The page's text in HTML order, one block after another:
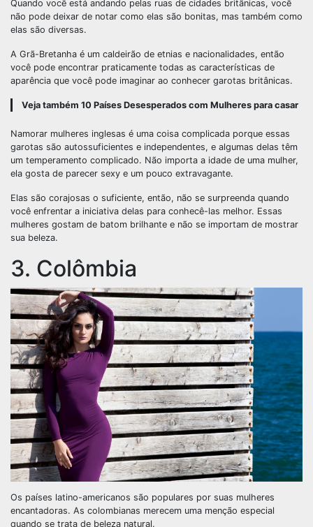
Quando você está andando pelas ruas de cidades britânicas, você
não pode deixar de notar como elas são bonitas, mas também como
elas são diversas.
A Grã-Bretanha é um caldeirão de etnias e nacionalidades, então
você pode encontrar praticamente todas as características de
aparência que você pode imaginar ao conhecer garotas britânicas.
Veja também 10 Países Desesperados com Mulheres para casar
Namorar mulheres inglesas é uma coisa complicada porque essas
garotas são autossuficientes e independentes, e algumas delas têm
um temperamento complicado. Não importa a idade de uma mulher,
ela gosta de parecer sexy e um pouco extravagante.
Elas são corajosas o suficiente, então, não se surpreenda quando
você enfrentar a iniciativa delas para conhecê-las melhor. Essas
mulheres gostam de batom brilhante e não se importam de mostrar
sua beleza.
3. Colômbia
Os países latino-americanos são populares por suas mulheres
encantadoras. As colombianas merecem uma menção especial
quando se trata de beleza natural.